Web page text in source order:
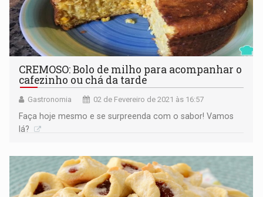
CREMOSO: Bolo de milho para acompanhar o
cafezinho ou chá da tarde
Gastronomia 02 de Fevereiro de 2021 às 16:57
Faça hoje mesmo e se surpreenda com o sabor! Vamos
lá?